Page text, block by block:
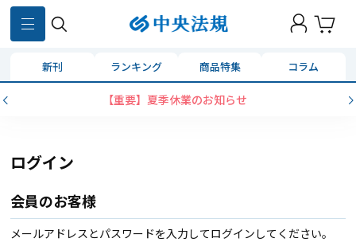
新刊 ランキング 商品特集 コラム
【重要】夏季休業のお知らせ
ログイン
会員のお客様
メールアドレスとパスワードを入力してログインしてください。